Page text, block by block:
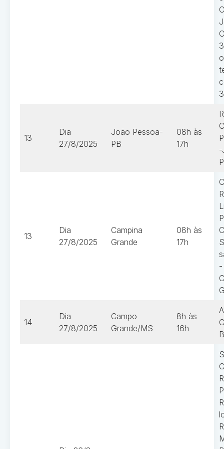
13
Dia
27/8/2025
João Pessoa-
PB
08h às
17h
-
13
Dia
27/8/2025
Campina
Grande
08h às
17h
-
14
Dia
27/8/2025
Campo
Grande/MS
8h às
16h